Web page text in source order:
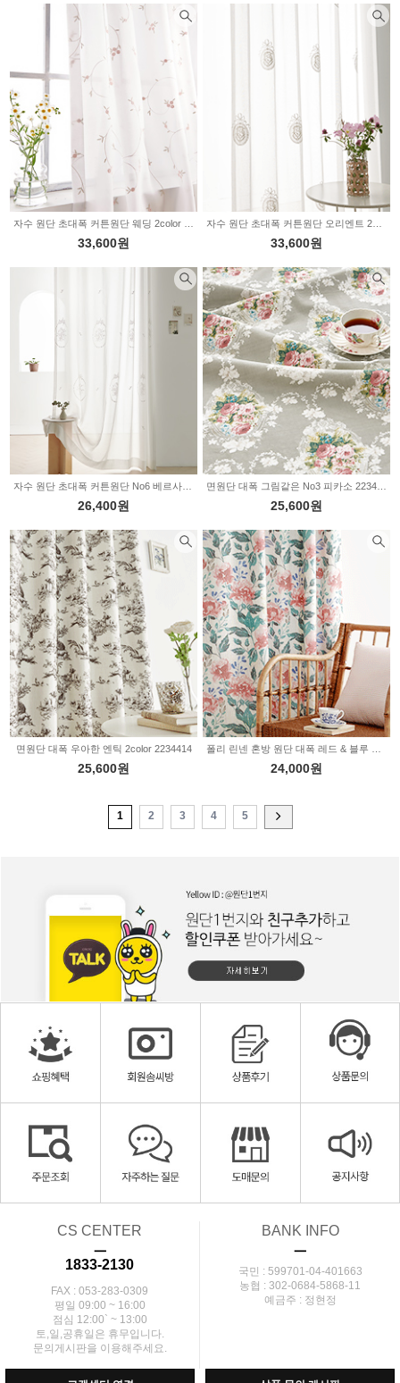
33,600원 33,600원
26,400원 25,600원
면원단 대폭 우아한 엔틱 2color 2234414
25,600원 24,000원
1 2 3 4 5
CS CENTER
ㅡ
1833-2130
FAX : 053-283-0309
평일 09:00 ~ 16:00
점심 12:00` ~ 13:00
토,일,공휴일은 휴무입니다.
문의게시판을 이용해주세요.
BANK INFO
ㅡ
국민 : 599701-04-401663
농협 : 302-0684-5868-11
예금주 : 정현정